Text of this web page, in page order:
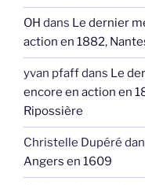
OH dans Le dernier
action en 1882,
yvan pfaffdans Le
encore en action en
Ripossière
Christelle Dupéré
Angers en 1609